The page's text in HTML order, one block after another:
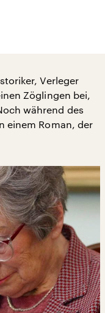
Verleger
Zöglingen bei,
während des
einem Roman, der